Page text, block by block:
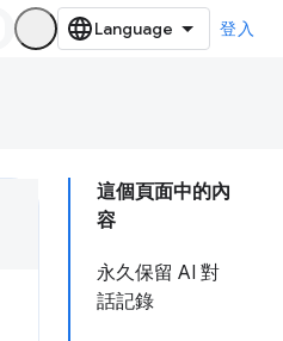
登入
這個頁面中的內
容
永久保留 AI 對
話記錄